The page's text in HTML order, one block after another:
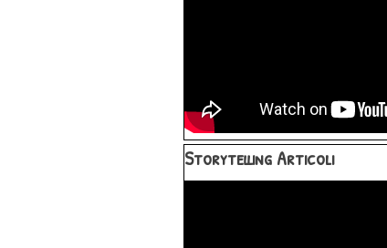
Salta blocco Storytelling Articoli
Storytelling Articoli